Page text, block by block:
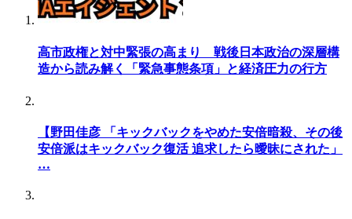
高市政権と対中緊張の高まり 戦後日本政治の深層構
造から読み解く「緊急事態条項」と経済圧力の行方
【野田佳彦 「キックバックをやめた安倍暗殺、その後
安倍派はキックバック復活 追求したら曖昧にされた」
…